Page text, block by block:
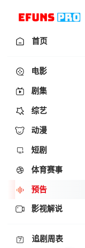
首页
电影
剧集
综艺
动漫
短剧
体育赛事
预告
影视解说
追剧周表